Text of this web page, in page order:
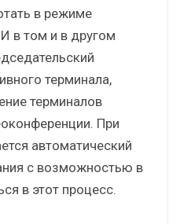
в режиме
в том и в другом
терминала,
терминалов
При
автоматический
с возможностью в
в этот процесс.